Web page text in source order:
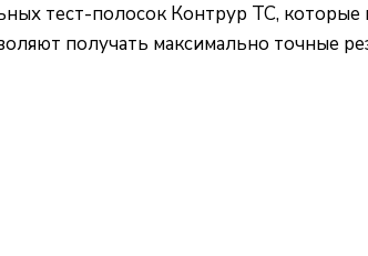
тест-полосок Контрур ТС, которые
получать максимально точные